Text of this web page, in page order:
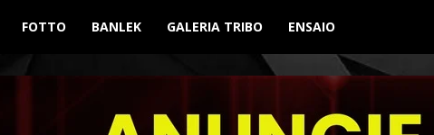
FOTTO BANLEK GALERIA TRIBO ENSAIO